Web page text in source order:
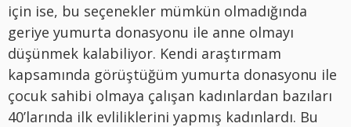
için ise, bu seçenekler mümkün olmadığında
geriye yumurta donasyonu ile anne olmayı
düşünmek kalabiliyor. Kendi araştırmam
kapsamında görüştüğüm yumurta donasyonu ile
çocuk sahibi olmaya çalışan kadınlardan bazıları
40’larında ilk evliliklerini yapmış kadınlardı. Bu